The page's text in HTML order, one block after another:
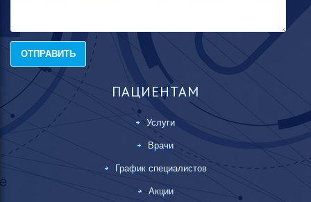
ПАЦИЕНТАМ
Услуги
Врачи
График специалистов
Акции